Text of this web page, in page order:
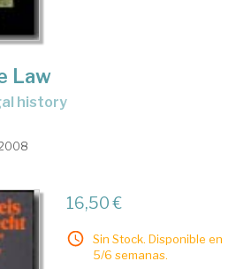
Law
history
16,50 €
Sin Stock. Disponible en
5/6 semanas.